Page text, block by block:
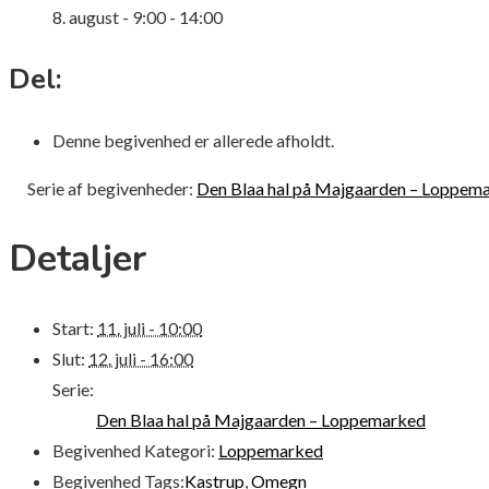
8. august - 9:00- 14:00
Del:
Denne begivenhed er allerede afholdt.
Serie af begivenheder: Den Blaa hal på Majgaarden –
Detaljer
Start: 11. juli - 10:00
Slut: 12. juli - 16:00
Serie:
Den Blaa hal på Majgaarden – Loppemarked
Begivenhed Kategori: Loppemarked
Begivenhed Tags:Kastrup,Omegn